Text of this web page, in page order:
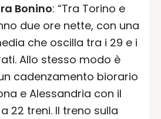
Bonino: “Tra Torino e
due ore nette, con una
che oscilla tra i 29 e i
Allo stesso modo è
cadenzamento biorario
e Alessandria con il
22 treni. Il treno sulla